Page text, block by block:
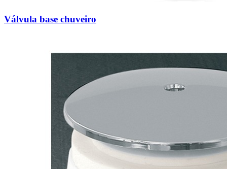
Válvula base chuveiro